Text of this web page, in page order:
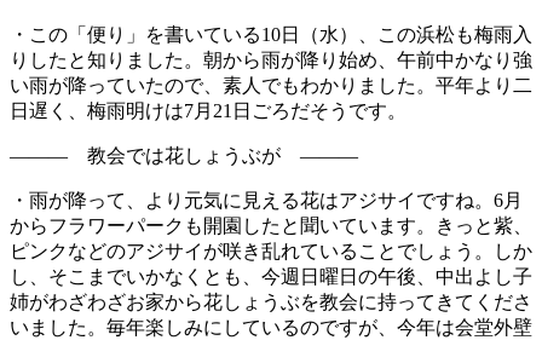
・この「便り」を書いている10日（水）、この浜松も梅雨入
りしたと知りました。朝から雨が降り始め、午前中かなり強
い雨が降っていたので、素人でもわかりました。平年より二
日遅く、梅雨明けは7月21日ごろだそうです。
――― 教会では花しょうぶが ―――
・雨が降って、より元気に見える花はアジサイですね。6月
からフラワーパークも開園したと聞いています。きっと紫、
ピンクなどのアジサイが咲き乱れていることでしょう。しか
し、そこまでいかなくとも、今週日曜日の午後、中出よし子
姉がわざわざお家から花しょうぶを教会に持ってきてくださ
いました。毎年楽しみにしているのですが、今年は会堂外壁